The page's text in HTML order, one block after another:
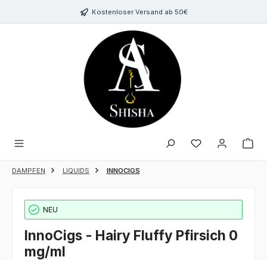
Zum Hauptinhalt springenKostenloser Versand ab 50€
Du hast 0
DAMPFEN LIQUIDS INNOCIGS
NEU
InnoCigs - Hairy Fluffy Pfirsich 0
mg/ml